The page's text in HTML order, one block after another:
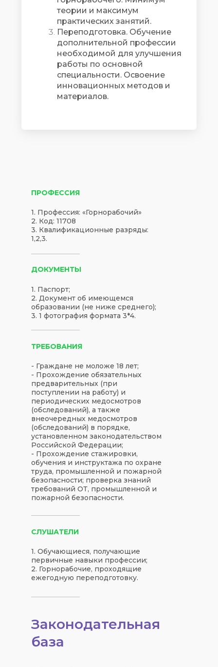
теории и максимум
практических занятий.
Переподготовка. Обучение
дополнительной профессии
необходимой для улучшения
работы по основной
специальности. Освоение
инновационных методов и
материалов.
ПРОФЕССИЯ
ДОКУМЕНТЫ
СЛУШАТЕЛИ
ТРЕБОВАНИЯ
1. Профессия: «Горнорабочий»
2. Код: 11708
3. Квалификационные разряды:
1,2,3.
1. Паспорт;
2. Документ об имеющемся
образовании (не ниже среднего);
3. 1 фотография формата 3*4.
1. Обучающиеся, получающие
первичные навыки профессии;
2. Горнорабочие, проходящие
ежегодную переподготовку.
- Граждане не моложе 18 лет;
- Прохождение обязательных
предварительных (при
поступлении на работу) и
периодических медосмотров
(обследований), а также
внеочередных медосмотров
(обследований) в порядке,
установленном законодательством
Российской Федерации;
- Прохождение стажировки,
обучения и инструктажа по охране
труда, промышленной и пожарной
безопасности; проверка знаний
требований ОТ, промышленной и
пожарной безопасности.
Законодательная
база